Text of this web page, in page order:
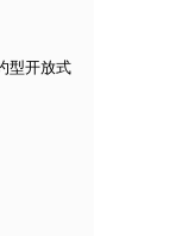
型开放式